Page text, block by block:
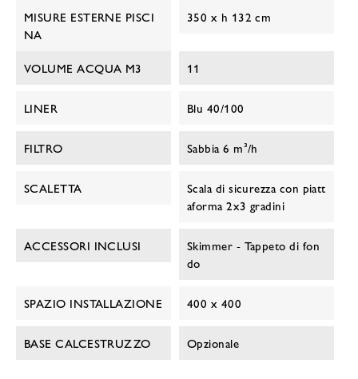
MISURE ESTERNE PISCI
NA
350 x h 132 cm
VOLUME ACQUA M3 11
LINER Blu 40/100
FILTRO Sabbia 6 m³/h
SCALETTA
Scala di sicurezza con piatt
aforma 2x3 gradini
ACCESSORI INCLUSI
Skimmer - Tappeto di fon
do
SPAZIO INSTALLAZIONE 400 x 400
BASE CALCESTRUZZO Opzionale